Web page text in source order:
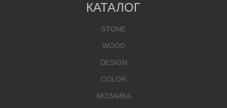
КАТАЛОГ
STONE
WOOD
DESIGN
COLOR
МОЗАИКА